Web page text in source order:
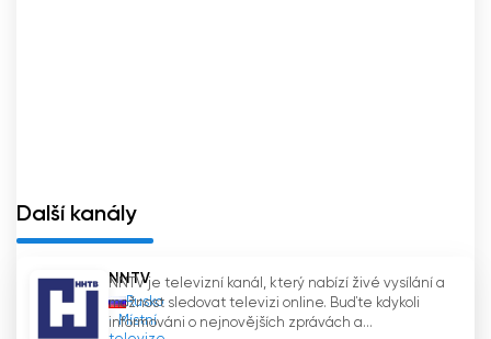
Další kanály
NNTV
Rusko
Místní
NNTV je televizní kanál, který nabízí živé vysílání a
možnost sledovat televizi online. Buďte kdykoli
informováni o nejnovějších zprávách a...